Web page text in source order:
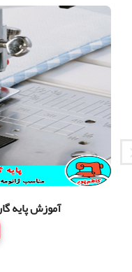
آموزش پایه